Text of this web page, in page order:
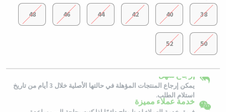
38
40
42
44
46
48
50
52
شحن لكافة الدول
سيتم شحن هذا المنتج من
يمكن إرجاع المنتجات المؤهلة في حالتها الأصلية خلال 3 أيام من تاريخ
استلام الطلب.
خدمة عملاء مميزة
فريق خدمة العملاء لدينا متاح دائمًا إذا كنت بحاجة إلى مساعدة.
خيارات الدفع الآمنة - تأمين الخصوصية خدمات لوجستية آمنة - حماية
المشتريات